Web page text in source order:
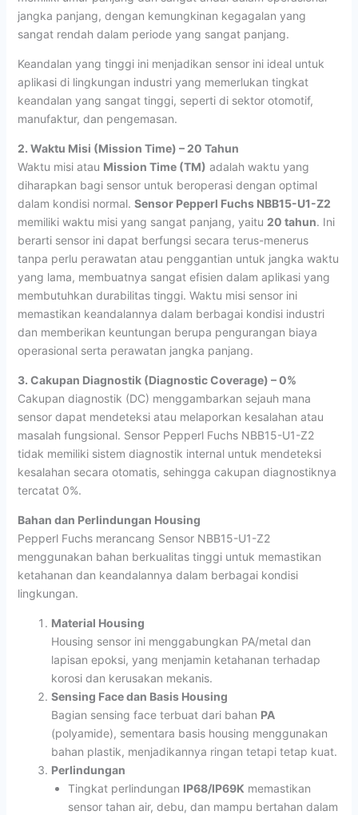
jangka panjang, dengan kemungkinan kegagalan yang
sangat rendah dalam periode yang sangat panjang.
Keandalan yang tinggi ini menjadikan sensor ini ideal untuk
aplikasi di lingkungan industri yang memerlukan tingkat
keandalan yang sangat tinggi, seperti di sektor otomotif,
manufaktur, dan pengemasan.
2. Waktu Misi (Mission Time) – 20 Tahun
Waktu misi atau Mission Time (TM) adalah waktu yang
diharapkan bagi sensor untuk beroperasi dengan optimal
dalam kondisi normal. Sensor Pepperl Fuchs NBB15-U1-Z2
memiliki waktu misi yang sangat panjang, yaitu 20 tahun. Ini
berarti sensor ini dapat berfungsi secara terus-menerus
tanpa perlu perawatan atau penggantian untuk jangka waktu
yang lama, membuatnya sangat efisien dalam aplikasi yang
membutuhkan durabilitas tinggi. Waktu misi sensor ini
memastikan keandalannya dalam berbagai kondisi industri
dan memberikan keuntungan berupa pengurangan biaya
operasional serta perawatan jangka panjang.
3. Cakupan Diagnostik (Diagnostic Coverage) – 0%
Cakupan diagnostik (DC) menggambarkan sejauh mana
sensor dapat mendeteksi atau melaporkan kesalahan atau
masalah fungsional. Sensor Pepperl Fuchs NBB15-U1-Z2
tidak memiliki sistem diagnostik internal untuk mendeteksi
kesalahan secara otomatis, sehingga cakupan diagnostiknya
tercatat 0%.
Bahan dan Perlindungan Housing
Pepperl Fuchs merancang Sensor NBB15-U1-Z2
menggunakan bahan berkualitas tinggi untuk memastikan
ketahanan dan keandalannya dalam berbagai kondisi
lingkungan.
Material Housing
Housing sensor ini menggabungkan PA/metal dan
lapisan epoksi, yang menjamin ketahanan terhadap
korosi dan kerusakan mekanis.
Sensing Face dan Basis Housing
Bagian sensing face terbuat dari bahan PA
(polyamide), sementara basis housing menggunakan
bahan plastik, menjadikannya ringan tetapi tetap kuat.
Perlindungan
Tingkat perlindungan IP68/IP69K memastikan
sensor tahan air, debu, dan mampu bertahan dalam